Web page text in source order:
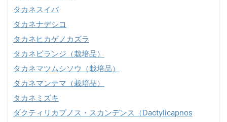
タカネスイバ
タカネナデシコ
タカネヒカゲノカズラ
タカネビランジ（栽培品）
タカネマツムシソウ（栽培品）
タカネマンテマ（栽培品）
タカネミズキ
ダクティリカプノス・スカンデンス（Dactylicapnos